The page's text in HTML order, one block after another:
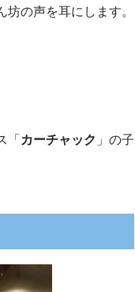
坊の声を耳にします。
「 カーチャック 」の子